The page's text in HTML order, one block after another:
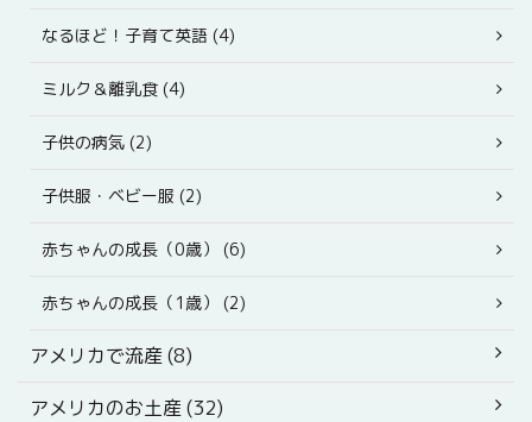
なるほど！子育て英語 (4)
ミルク＆離乳食 (4)
子供の病気 (2)
子供服・ベビー服 (2)
赤ちゃんの成長（0歳） (6)
赤ちゃんの成長（1歳） (2)
アメリカで流産 (8)
アメリカのお土産 (32)